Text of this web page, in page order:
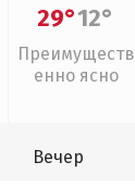
29°12°
Преимуществ
енно ясно
Вечер